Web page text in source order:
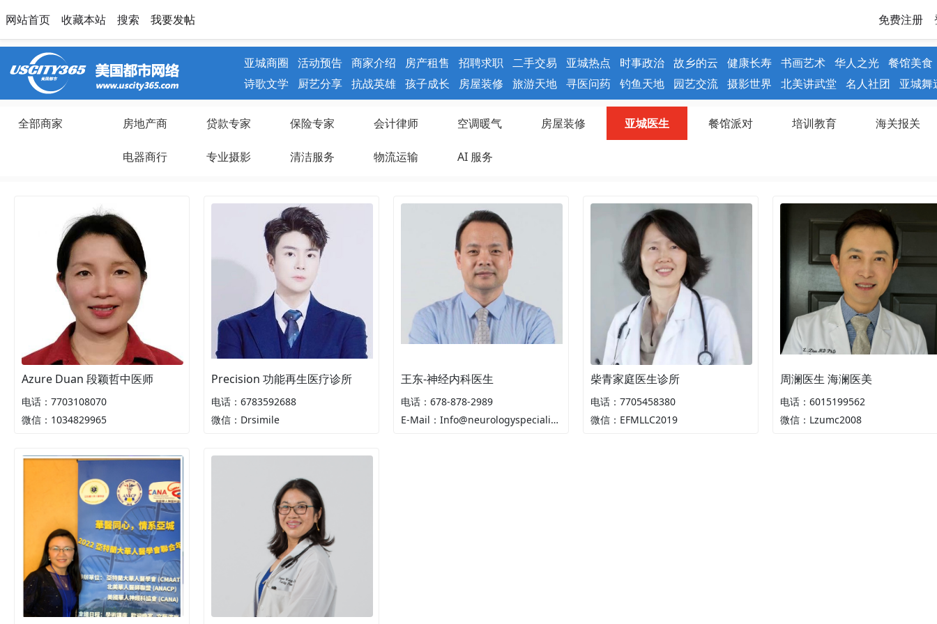
网站首页 收藏本站 搜索 我要发帖 免费注册
亚城商圈 活动预告 商家介绍 房产租售 招聘求职 二手交易 亚城热点 时事政治 故乡的云 健康长寿 书画艺术 华人之光 餐馆美食
诗歌文学
厨艺分享 抗战英雄 孩子成长 房屋装修 旅游天地 寻医问药 钓鱼天地 园艺交流 摄影世界 北美讲武堂 名人社团 亚城舞
全部商家 房地产商 贷款专家 保险专家 会计律师 空调暖气 房屋装修 亚城医生 餐馆派对 培训教育 海关报关
电器商行 专业摄影 清洁服务 物流运输 AI 服务
Azure Duan 段颖哲中医师
电话：7703108070
微信：1034829965
Precision 功能再生医疗诊所
电话：6783592688
微信：Drsimile
王东-神经内科医生
电话：678-878-2989
E-Mail：Info@neurologyspecialistsofga.com
柴青家庭医生诊所
电话：7705458380
微信：EFMLLC2019
周澜医生 海澜医美
电话：6015199562
微信：Lzumc2008